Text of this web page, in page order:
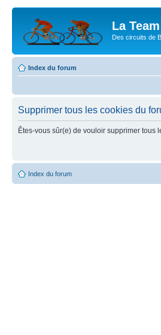
La
Des circuits de
Index du forum
Supprimer tous les cookies du
Êtes-vous sûr(e) de vouloir supprimer tous
Index du forum